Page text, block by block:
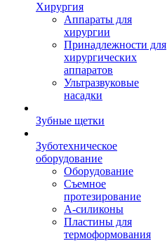
Хирургия
Аппараты для
хирургии
Принадлежности для
хирургических
аппаратов
Ультразвуковые
насадки
Зубные щетки
Зуботехническое
оборудование
Оборудование
Съемное
протезирование
А-силиконы
Пластины для
термоформования